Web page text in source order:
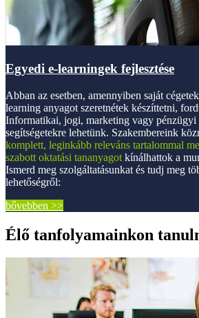
Egyedi e-learningek fejlesztése
Abban az esetben, amennyiben saját
learning anyagot szeretnétek készíttetni,
Informatikai, jogi, marketing vagy pénzügyi
segítségetekre lehetünk. Szakembereink
komplett, leginkább releváns tartalommal
szabott oktatási tananyagot kínálhattok a
Ismerd meg szolgáltatásunkat és tudj meg
lehetőségről:
bővebben >>
Élő tanfolyamainkon